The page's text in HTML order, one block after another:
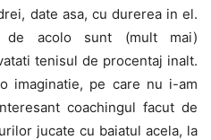
date asa, cu durerea in el.
acolo sunt (mult mai)
tenisul de procentaj inalt.
imaginatie, pe care nu i-am
coachingul facut de
jucate cu baiatul acela, la